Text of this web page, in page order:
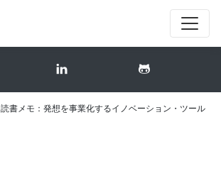
読書メモ：発想を事業化するイノベーション・ツール